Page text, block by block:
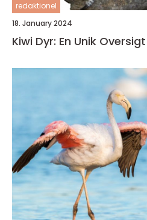
redaktionel
18. January 2024
Kiwi Dyr: En Unik Oversigt